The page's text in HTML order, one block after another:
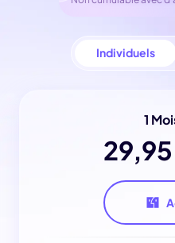
Individuels
1